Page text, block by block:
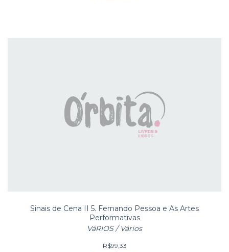
Sinais de Cena II 5. Fernando Pessoa e As Artes
Performativas
VáRIOS / Vários
R$99,33